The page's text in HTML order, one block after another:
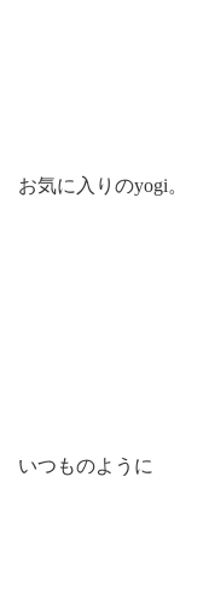
お気に入りのyogi。
いつものように